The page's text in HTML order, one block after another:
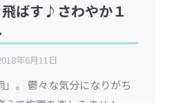
ばす♪さわやか１
年6月11日
。 鬱々な気分になりがち